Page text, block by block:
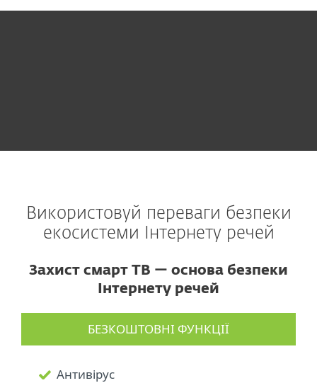
Використовуй переваги безпеки
екосистеми Інтернету речей
Захист смарт ТВ — основа безпеки
Інтернету речей
БЕЗКОШТОВНІ ФУНКЦІЇ
Антивірус